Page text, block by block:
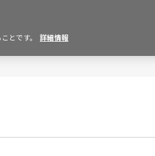
とです。 詳細情報